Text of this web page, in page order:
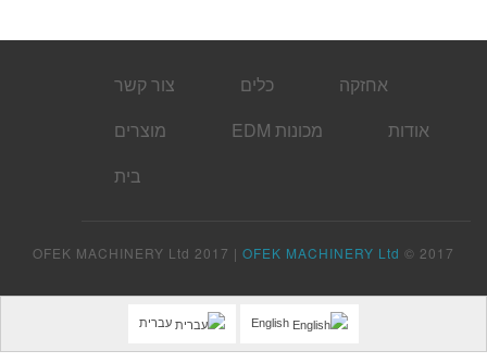
צור קשר כלים
אחזקה
מוצרים
מכונות EDM
אודות
בית
OFEK MACHINERY Ltd 2017 | OFEK MACHINERY Ltd © 2017
English עברית